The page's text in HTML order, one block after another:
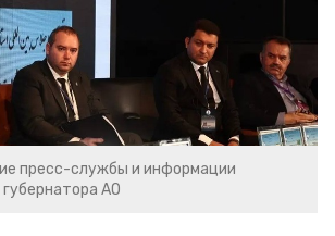
пресс-службы и информации
АО